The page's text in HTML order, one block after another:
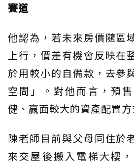
賽道
他認為，若未來房價隨區
上行，價差有機會反映在
於用較小的自備款，去參
空間」。對他而言，預
健、贏面較大的資產配置方
陳老師目前與父母同住於
來交屋後搬入電梯大樓